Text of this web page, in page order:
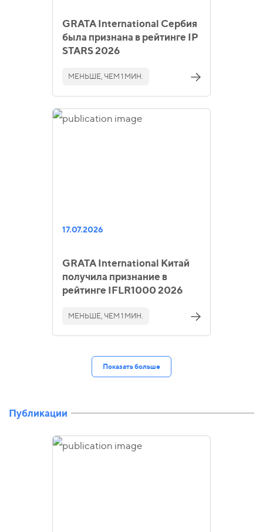
GRATA International Сербия
была признана в рейтинге IP
STARS 2026
МЕНЬШЕ, ЧЕМ 1 МИН.
17.07.2026
GRATA International Китай
получила признание в
рейтинге IFLR1000 2026
МЕНЬШЕ, ЧЕМ 1 МИН.
Показать больше
Публикации